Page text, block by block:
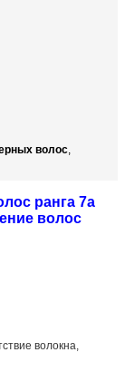
волос,
ранга 7a
волос
волокна,